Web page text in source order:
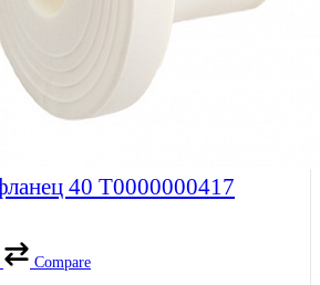
40 Т0000000417
Compare